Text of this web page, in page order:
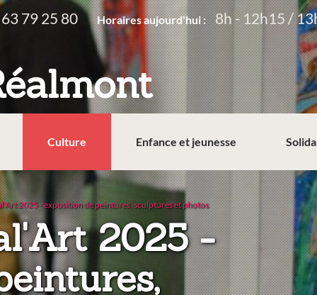
79 25 80 Horaires aujourd'hui : 8h - 12h15 /
Culture Enfance et jeunesse
2025 - exposition de peintures, sculptures et photos
2025 -